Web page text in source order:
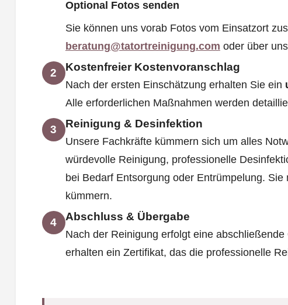
Optional Fotos senden
Sie können uns vorab Fotos vom Einsatzort
beratung@tatortreinigung.com oder über
2 Kostenfreier Kostenvoranschlag
Nach der ersten Einschätzung erhalten Sie ein
Alle erforderlichen Maßnahmen werden
3 Reinigung & Desinfektion
Unsere Fachkräfte kümmern sich um alles
würdevolle Reinigung, professionelle
bei Bedarf Entsorgung oder Entrümpelung. Sie
kümmern.
4 Abschluss & Übergabe
Nach der Reinigung erfolgt eine
erhalten ein Zertifikat, das die professionelle